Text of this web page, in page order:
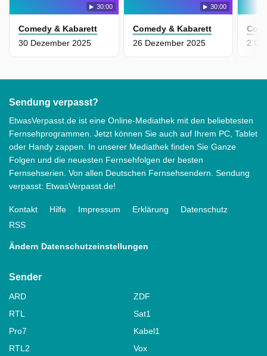
30:00
Comedy & Kabarett
30 Dezember 2025
30:00
Comedy & Kabarett
26 Dezember 2025
2
Sendung verpasst?
EtwasVerpasst.de ist eine Online-Mediathek mit den beliebtesten
Fernsehprogrammen. Jetzt können Sie auch auf Ihrem PC, Tablet
oder Handy zappen. In unserer Mediathek finden Sie Ganze
Folgen und die neuesten Fernsehfolgen der besten
Fernsehserien. Von allen Deutschen Fernsehsendern. Sendung
verpasst: EtwasVerpasst.de!
Kontakt Hilfe Impressum Erklärung
Datenschutz
RSS
Ändern Datenschutzeinstellungen
Sender
ARD
ZDF
RTL
Sat1
Pro7
Kabel1
RTL2
Vox